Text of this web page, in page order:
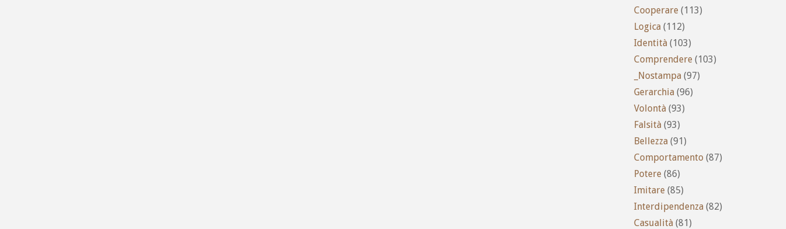
Cooperare (113)
Logica (112)
Identità (103)
Comprendere (103)
_Nostampa (97)
Gerarchia (96)
Volontà (93)
Falsità (93)
Bellezza (91)
Comportamento (87)
Potere (86)
Imitare (85)
Interdipendenza (82)
Casualità (81)